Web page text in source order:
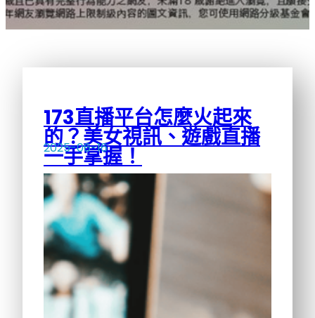
173直播平台怎麼火起來
的？美女視訊、遊戲直播
一手掌握！
2025-06-16